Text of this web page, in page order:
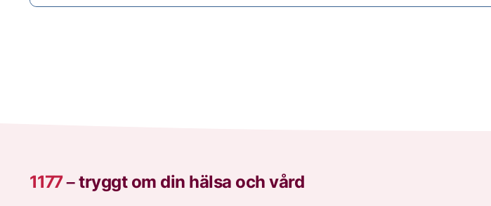
1177–tryggt om din hälsa och vård